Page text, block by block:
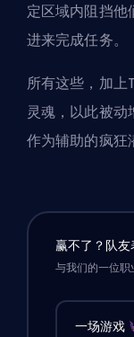
定区域内阻挡
进来完成任务。
所有这些，加
灵魂，以此被
作为辅助的疯狂
赢不了？队友
与我们的一位职
一场游戏